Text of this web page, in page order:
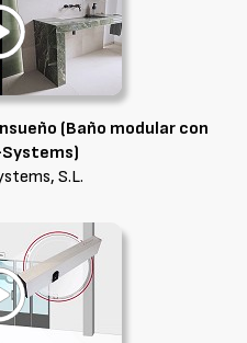
(Baño modular con
S.L.